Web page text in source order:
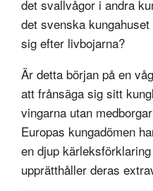
det svallvågor i andra
det svenska
sig efter livbojarna?
Är detta början på en
att frånsäga sig sitt
vingarna utan
Europas kungadömen
en djup
upprätthåller deras